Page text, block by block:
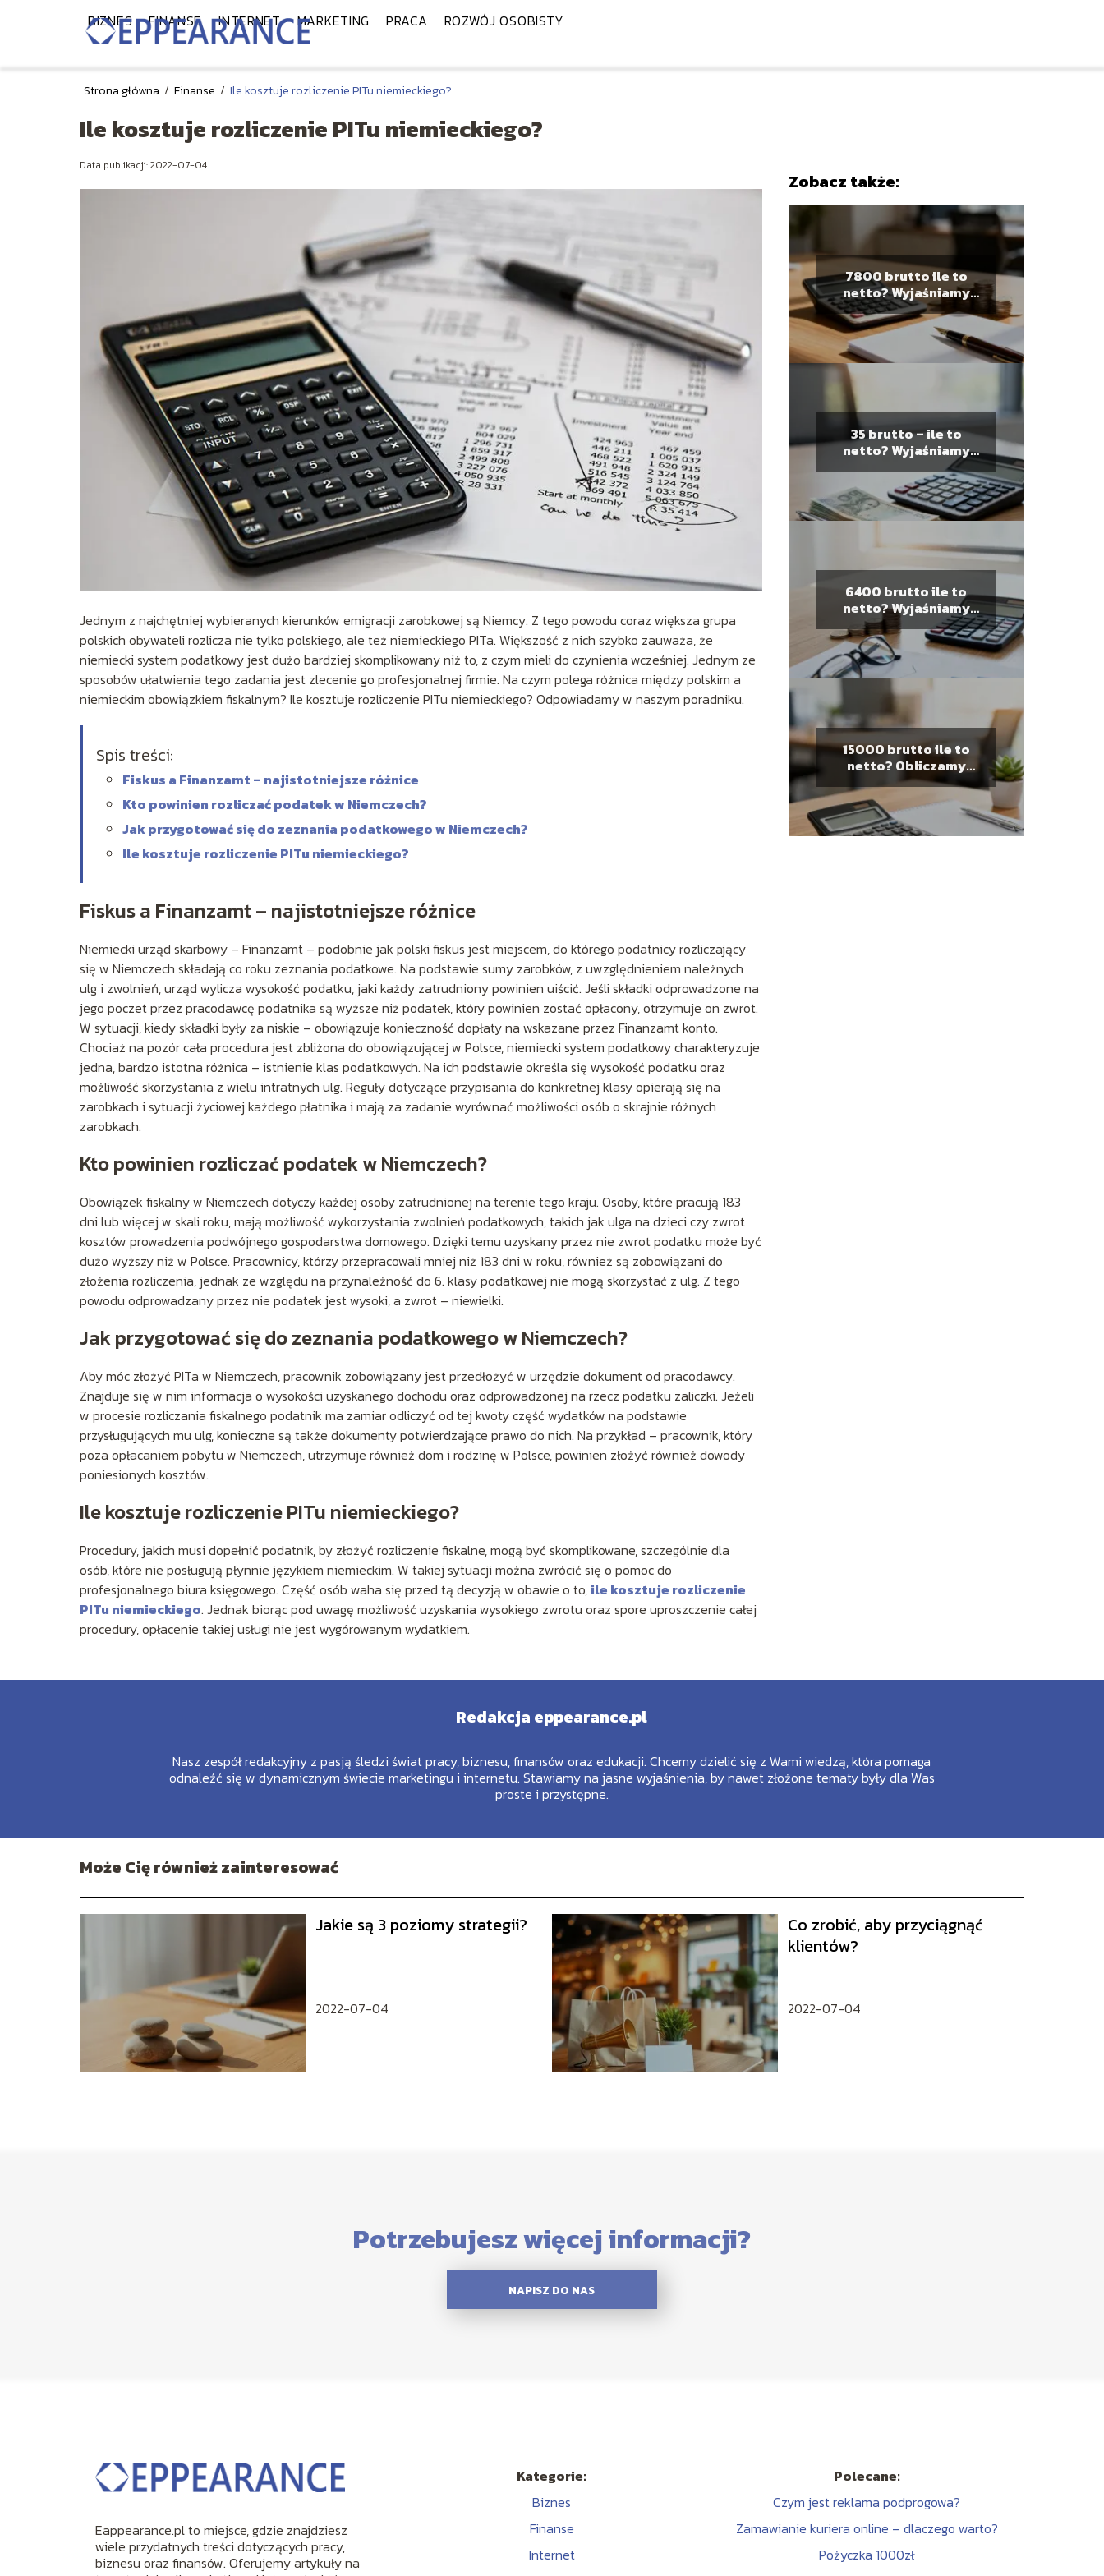
BIZNES FINANSE INTERNET MARKETING PRACA ROZWÓJ OSOBISTY
Strona główna / Finanse / Ile kosztuje rozliczenie PITu niemieckiego?
Ile kosztuje rozliczenie PITu niemieckiego?
Data publikacji: 2022-07-04
Jednym z najchętniej wybieranych kierunków emigracji zarobkowej są Niemcy. Z tego powodu coraz większa grupa
polskich obywateli rozlicza nie tylko polskiego, ale też niemieckiego PITa. Większość z nich szybko zauważa, że
niemiecki system podatkowy jest dużo bardziej skomplikowany niż to, z czym mieli do czynienia wcześniej. Jednym ze
sposobów ułatwienia tego zadania jest zlecenie go profesjonalnej firmie. Na czym polega różnica między polskim a
niemieckim obowiązkiem fiskalnym? Ile kosztuje rozliczenie PITu niemieckiego? Odpowiadamy w naszym poradniku.
Spis treści:
Fiskus a Finanzamt – najistotniejsze różnice
Kto powinien rozliczać podatek w Niemczech?
Jak przygotować się do zeznania podatkowego w Niemczech?
Ile kosztuje rozliczenie PITu niemieckiego?
Fiskus a Finanzamt – najistotniejsze różnice
Niemiecki urząd skarbowy – Finanzamt – podobnie jak polski fiskus jest miejscem, do którego podatnicy rozliczający
się w Niemczech składają co roku zeznania podatkowe. Na podstawie sumy zarobków, z uwzględnieniem należnych
ulg i zwolnień, urząd wylicza wysokość podatku, jaki każdy zatrudniony powinien uiścić. Jeśli składki odprowadzone na
jego poczet przez pracodawcę podatnika są wyższe niż podatek, który powinien zostać opłacony, otrzymuje on zwrot.
W sytuacji, kiedy składki były za niskie – obowiązuje konieczność dopłaty na wskazane przez Finanzamt konto.
Chociaż na pozór cała procedura jest zbliżona do obowiązującej w Polsce, niemiecki system podatkowy charakteryzuje
jedna, bardzo istotna różnica – istnienie klas podatkowych. Na ich podstawie określa się wysokość podatku oraz
możliwość skorzystania z wielu intratnych ulg. Reguły dotyczące przypisania do konkretnej klasy opierają się na
zarobkach i sytuacji życiowej każdego płatnika i mają za zadanie wyrównać możliwości osób o skrajnie różnych
zarobkach.
Kto powinien rozliczać podatek w Niemczech?
Obowiązek fiskalny w Niemczech dotyczy każdej osoby zatrudnionej na terenie tego kraju. Osoby, które pracują 183
dni lub więcej w skali roku, mają możliwość wykorzystania zwolnień podatkowych, takich jak ulga na dzieci czy zwrot
kosztów prowadzenia podwójnego gospodarstwa domowego. Dzięki temu uzyskany przez nie zwrot podatku może być
dużo wyższy niż w Polsce. Pracownicy, którzy przepracowali mniej niż 183 dni w roku, również są zobowiązani do
złożenia rozliczenia, jednak ze względu na przynależność do 6. klasy podatkowej nie mogą skorzystać z ulg. Z tego
powodu odprowadzany przez nie podatek jest wysoki, a zwrot – niewielki.
Jak przygotować się do zeznania podatkowego w Niemczech?
Aby móc złożyć PITa w Niemczech, pracownik zobowiązany jest przedłożyć w urzędzie dokument od pracodawcy.
Znajduje się w nim informacja o wysokości uzyskanego dochodu oraz odprowadzonej na rzecz podatku zaliczki. Jeżeli
w procesie rozliczania fiskalnego podatnik ma zamiar odliczyć od tej kwoty część wydatków na podstawie
przysługujących mu ulg, konieczne są także dokumenty potwierdzające prawo do nich. Na przykład – pracownik, który
poza opłacaniem pobytu w Niemczech, utrzymuje również dom i rodzinę w Polsce, powinien złożyć również dowody
poniesionych kosztów.
Ile kosztuje rozliczenie PITu niemieckiego?
Procedury, jakich musi dopełnić podatnik, by złożyć rozliczenie fiskalne, mogą być skomplikowane, szczególnie dla
osób, które nie posługują płynnie językiem niemieckim. W takiej sytuacji można zwrócić się o pomoc do
profesjonalnego biura księgowego. Część osób waha się przed tą decyzją w obawie o to,ile kosztuje rozliczenie
PITu niemieckiego. Jednak biorąc pod uwagę możliwość uzyskania wysokiego zwrotu oraz spore uproszczenie całej
procedury, opłacenie takiej usługi nie jest wygórowanym wydatkiem.
Zobacz także:
7800 brutto ile to
netto? Wyjaśniamy
obliczenia płacy
35 brutto – ile to
netto? Wyjaśniamy
obliczenia
6400 brutto ile to
netto? Wyjaśniamy
wyliczenia pensji
15000 brutto ile to
netto? Obliczamy
wynagrodzenie na rękę
Redakcja eppearance.pl
Nasz zespół redakcyjny z pasją śledzi świat pracy, biznesu, finansów oraz edukacji. Chcemy dzielić się z Wami wiedzą, która pomaga
odnaleźć się w dynamicznym świecie marketingu i internetu. Stawiamy na jasne wyjaśnienia, by nawet złożone tematy były dla Was
proste i przystępne.
Może Cię również zainteresować
Jakie są 3 poziomy strategii?
2022-07-04
Co zrobić, aby przyciągnąć
klientów?
2022-07-04
Potrzebujesz więcej informacji?
NAPISZ DO NAS
Eappearance.pl to miejsce, gdzie znajdziesz
wiele przydatnych treści dotyczących pracy,
biznesu oraz finansów. Oferujemy artykuły na
Kategorie:
Biznes
Finanse
Internet
Polecane:
Czym jest reklama podprogowa?
Zamawianie kuriera online – dlaczego warto?
Pożyczka 1000zł